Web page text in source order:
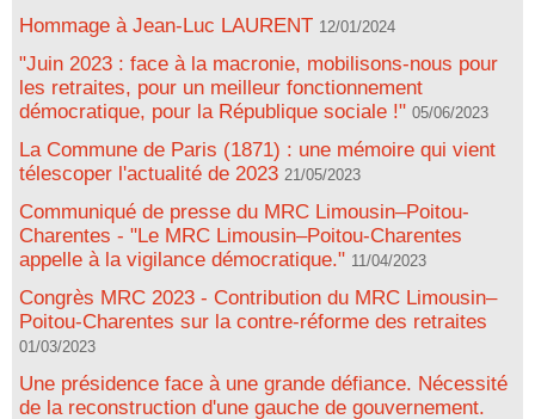
Hommage à Jean-Luc LAURENT 12/01/2024
"Juin 2023 : face à la macronie, mobilisons-nous pour
les retraites, pour un meilleur fonctionnement
démocratique, pour la République sociale !" 05/06/2023
La Commune de Paris (1871) : une mémoire qui vient
télescoper l'actualité de 2023 21/05/2023
Communiqué de presse du MRC Limousin–Poitou-
Charentes - "Le MRC Limousin–Poitou-Charentes
appelle à la vigilance démocratique." 11/04/2023
Congrès MRC 2023 - Contribution du MRC Limousin–
Poitou-Charentes sur la contre-réforme des retraites
01/03/2023
Une présidence face à une grande défiance. Nécessité
de la reconstruction d'une gauche de gouvernement.